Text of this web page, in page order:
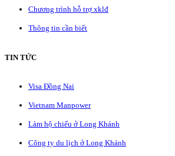
Chương trình hỗ trợ xklđ
Thông tin cần biết
TIN TỨC
Visa Đồng Nai
Vietnam Manpower
Làm hộ chiếu ở Long Khánh
Công ty du lịch ở Long Khánh